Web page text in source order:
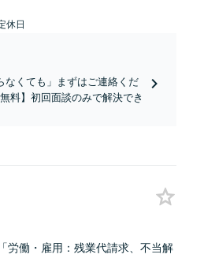
休日
なくても」まずはご連絡くだ
料】初回面談のみで解決でき
労働・雇用：残業代請求、不当解